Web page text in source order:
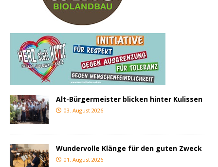
Alt-Bürgermeister blicken hinter Kulissen
03. August 2026
Wundervolle Klänge für den guten Zweck
01. August 2026